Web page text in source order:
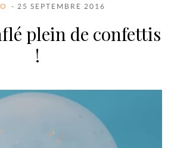
- 25 SEPTEMBRE 2016
plein de confettis
!